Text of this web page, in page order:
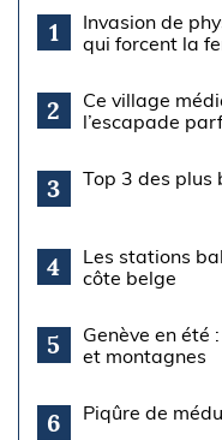
1
Invasion de
qui forcent la
2
Ce village
l’escapade
3 Top 3 des plus
4
Les stations
côte belge
5
Genève en été
et montagnes
6 Piqûre de